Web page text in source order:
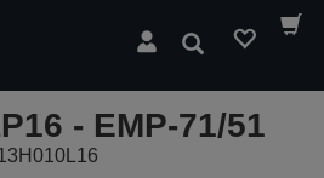
Cerca
- EMP-71/51